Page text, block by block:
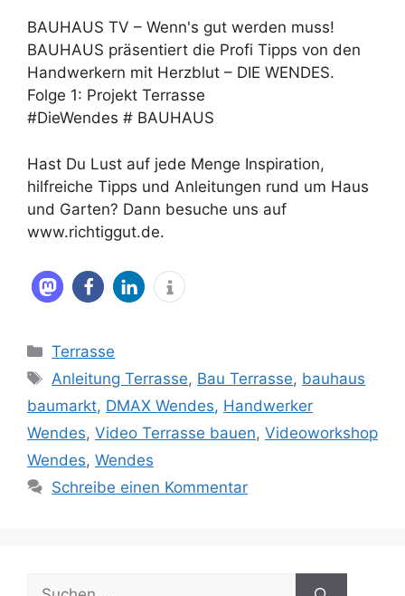
BAUHAUS TV – Wenn's gut werden muss!
BAUHAUS präsentiert die Profi Tipps von den
Handwerkern mit Herzblut – DIE WENDES.
Folge 1: Projekt Terrasse
#DieWendes # BAUHAUS
Hast Du Lust auf jede Menge Inspiration,
hilfreiche Tipps und Anleitungen rund um Haus
und Garten? Dann besuche uns auf
www.richtiggut.de.
Kategorien
Terrasse
Schlagwörter
Anleitung Terrasse, Bau Terrasse, bauhaus
baumarkt, DMAX Wendes, Handwerker
Wendes, Video Terrasse bauen, Videoworkshop
Wendes, Wendes
Schreibe einen Kommentar
Suche